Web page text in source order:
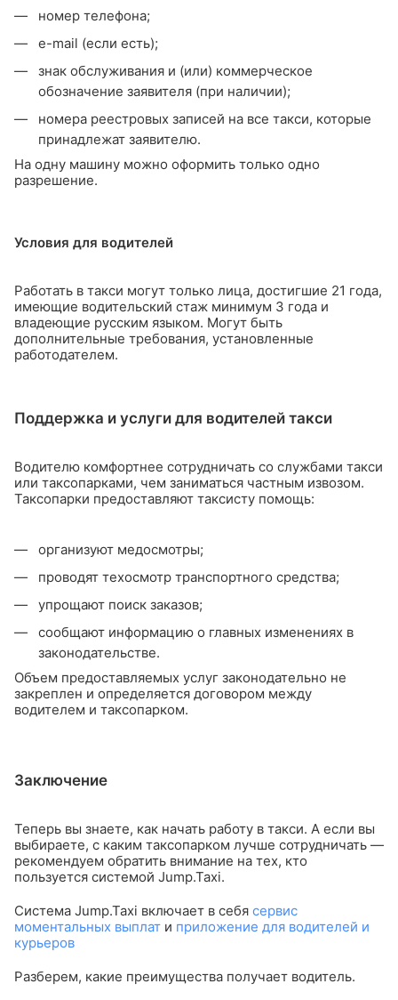
номер телефона;
e-mail (если есть);
знак обслуживания и (или) коммерческое
обозначение заявителя (при наличии);
номера реестровых записей на все такси, которые
принадлежат заявителю.
На одну машину можно оформить только одно
разрешение.
Условия для водителей
Работать в такси могут только лица, достигшие 21 года,
имеющие водительский стаж минимум 3 года и
владеющие русским языком. Могут быть
дополнительные требования, установленные
работодателем.
Поддержка и услуги для водителей такси
Водителю комфортнее сотрудничать со службами такси
или таксопарками, чем заниматься частным извозом.
Таксопарки предоставляют таксисту помощь:
организуют медосмотры;
проводят техосмотр транспортного средства;
упрощают поиск заказов;
сообщают информацию о главных изменениях в
законодательстве.
Объем предоставляемых услуг законодательно не
закреплен и определяется договором между
водителем и таксопарком.
Заключение
Теперь вы знаете, как начать работу в такси. А если вы
выбираете, с каким таксопарком лучше сотрудничать —
рекомендуем обратить внимание на тех, кто
пользуется системой Jump.Taxi.
Cистема Jump.Taxi включает в себя сервис
моментальных выплат и приложение для водителей и
курьеров
Разберем, какие преимущества получает водитель.